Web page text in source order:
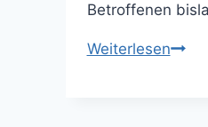
Betroffenen
Weiterlesen